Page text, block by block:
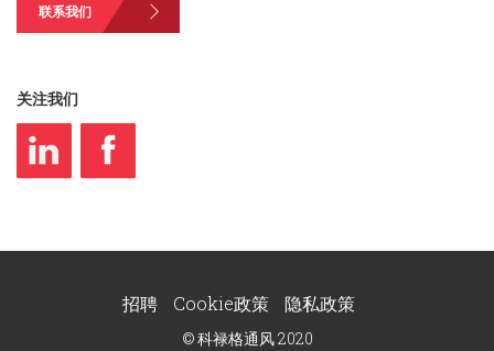
联系我们
关注我们
招聘 Cookie政策 隐私政策
© 科禄格通风 2020